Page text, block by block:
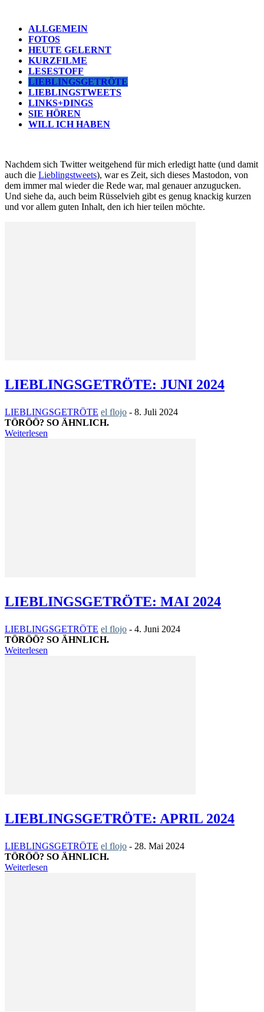
ALLGEMEIN
FOTOS
HEUTE GELERNT
KURZFILME
LESESTOFF
LIEBLINGSGETRÖTE
LIEBLINGSTWEETS
LINKS+DINGS
SIE HÖREN
WILL ICH HABEN
Nachdem sich Twitter weitgehend für mich erledigt hatte (und damit
auch die Lieblingstweets), war es Zeit, sich dieses Mastodon, von
dem immer mal wieder die Rede war, mal genauer anzugucken.
Und siehe da, auch beim Rüsselvieh gibt es genug knackig kurzen
und vor allem guten Inhalt, den ich hier teilen möchte.
LIEBLINGSGETRÖTE: JUNI 2024
LIEBLINGSGETRÖTE el flojo - 8. Juli 2024
TÖRÖÖ? SO ÄHNLICH.
Weiterlesen
LIEBLINGSGETRÖTE: MAI 2024
LIEBLINGSGETRÖTE el flojo - 4. Juni 2024
TÖRÖÖ? SO ÄHNLICH.
Weiterlesen
LIEBLINGSGETRÖTE: APRIL 2024
LIEBLINGSGETRÖTE el flojo - 28. Mai 2024
TÖRÖÖ? SO ÄHNLICH.
Weiterlesen